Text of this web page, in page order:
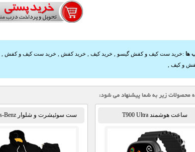
ها :خرید ست کیف و کفش گیسو خرید کیف خرید کفش خرید ست کیف و کفش
و کیف
ساعت هوشمند T900 Ultra ست سوئیشرت و شلوار Mercedes-Benz